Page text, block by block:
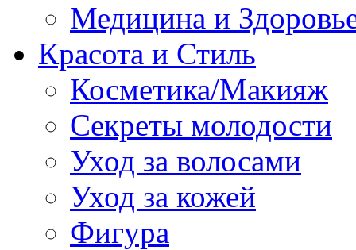
Медицина и
Красота и Стиль
Косметика/Макияж
Секреты молодости
Уход за волосами
Уход за кожей
Фигура